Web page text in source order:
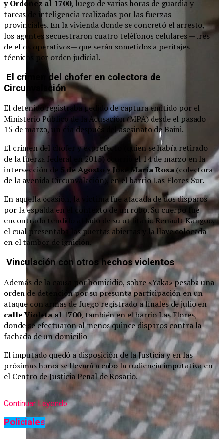
y Ordóñez al 1700, luego de varias horas de guardia y
tareas de inteligencia realizadas por las fuerzas
provinciales. En la vivienda donde se concretó el arresto,
los agentes secuestraron cuatro teléfonos celulares —tres
de ellos operativos— que serán sometidos a peritajes
técnicos por orden judicial.
El crimen del chofer en colectora de
Circunvalación
El detenido registraba pedido de captura emitido por el
Ministerio Público de la Acusación (MPA) desde el pasado
15 de marzo, un día después del asesinato de Baini.
El crimen del chofer y exprefecto (quien se había retirado
de la fuerza federal en 2015) ocurrió el 14 de marzo en la
intersección de 5 de Agosto y José María Rosa (colectora
de la avenida Circunvalación), en el barrio Las Flores Sur.
En aquella ocasión, la víctima fue atacada de dos disparos
por la espalda en el contexto de un robo. Su cuerpo fue
encontrado tendido al lado de su utilitario Renault Kangoo,
el cual presentaba las puertas abiertas y la llave colocada
en el tambor de ignición.
Vinculación con otros hechos violentos
Además de la causa por homicidio, sobre «Yaka» pesaba una
orden de detención por su presunta participación en un
ataque con armas de fuego registrado a finales de julio en
calle Violeta al 1700, también en el barrio Las Flores,
donde se efectuaron al menos quince disparos contra la
fachada de un domicilio.
El imputado quedó a disposición de la Justicia y en las
próximas horas se llevará a cabo la audiencia imputativa en
el Centro de Justicia Penal de Rosario.
Continuar Leyendo
Policiales